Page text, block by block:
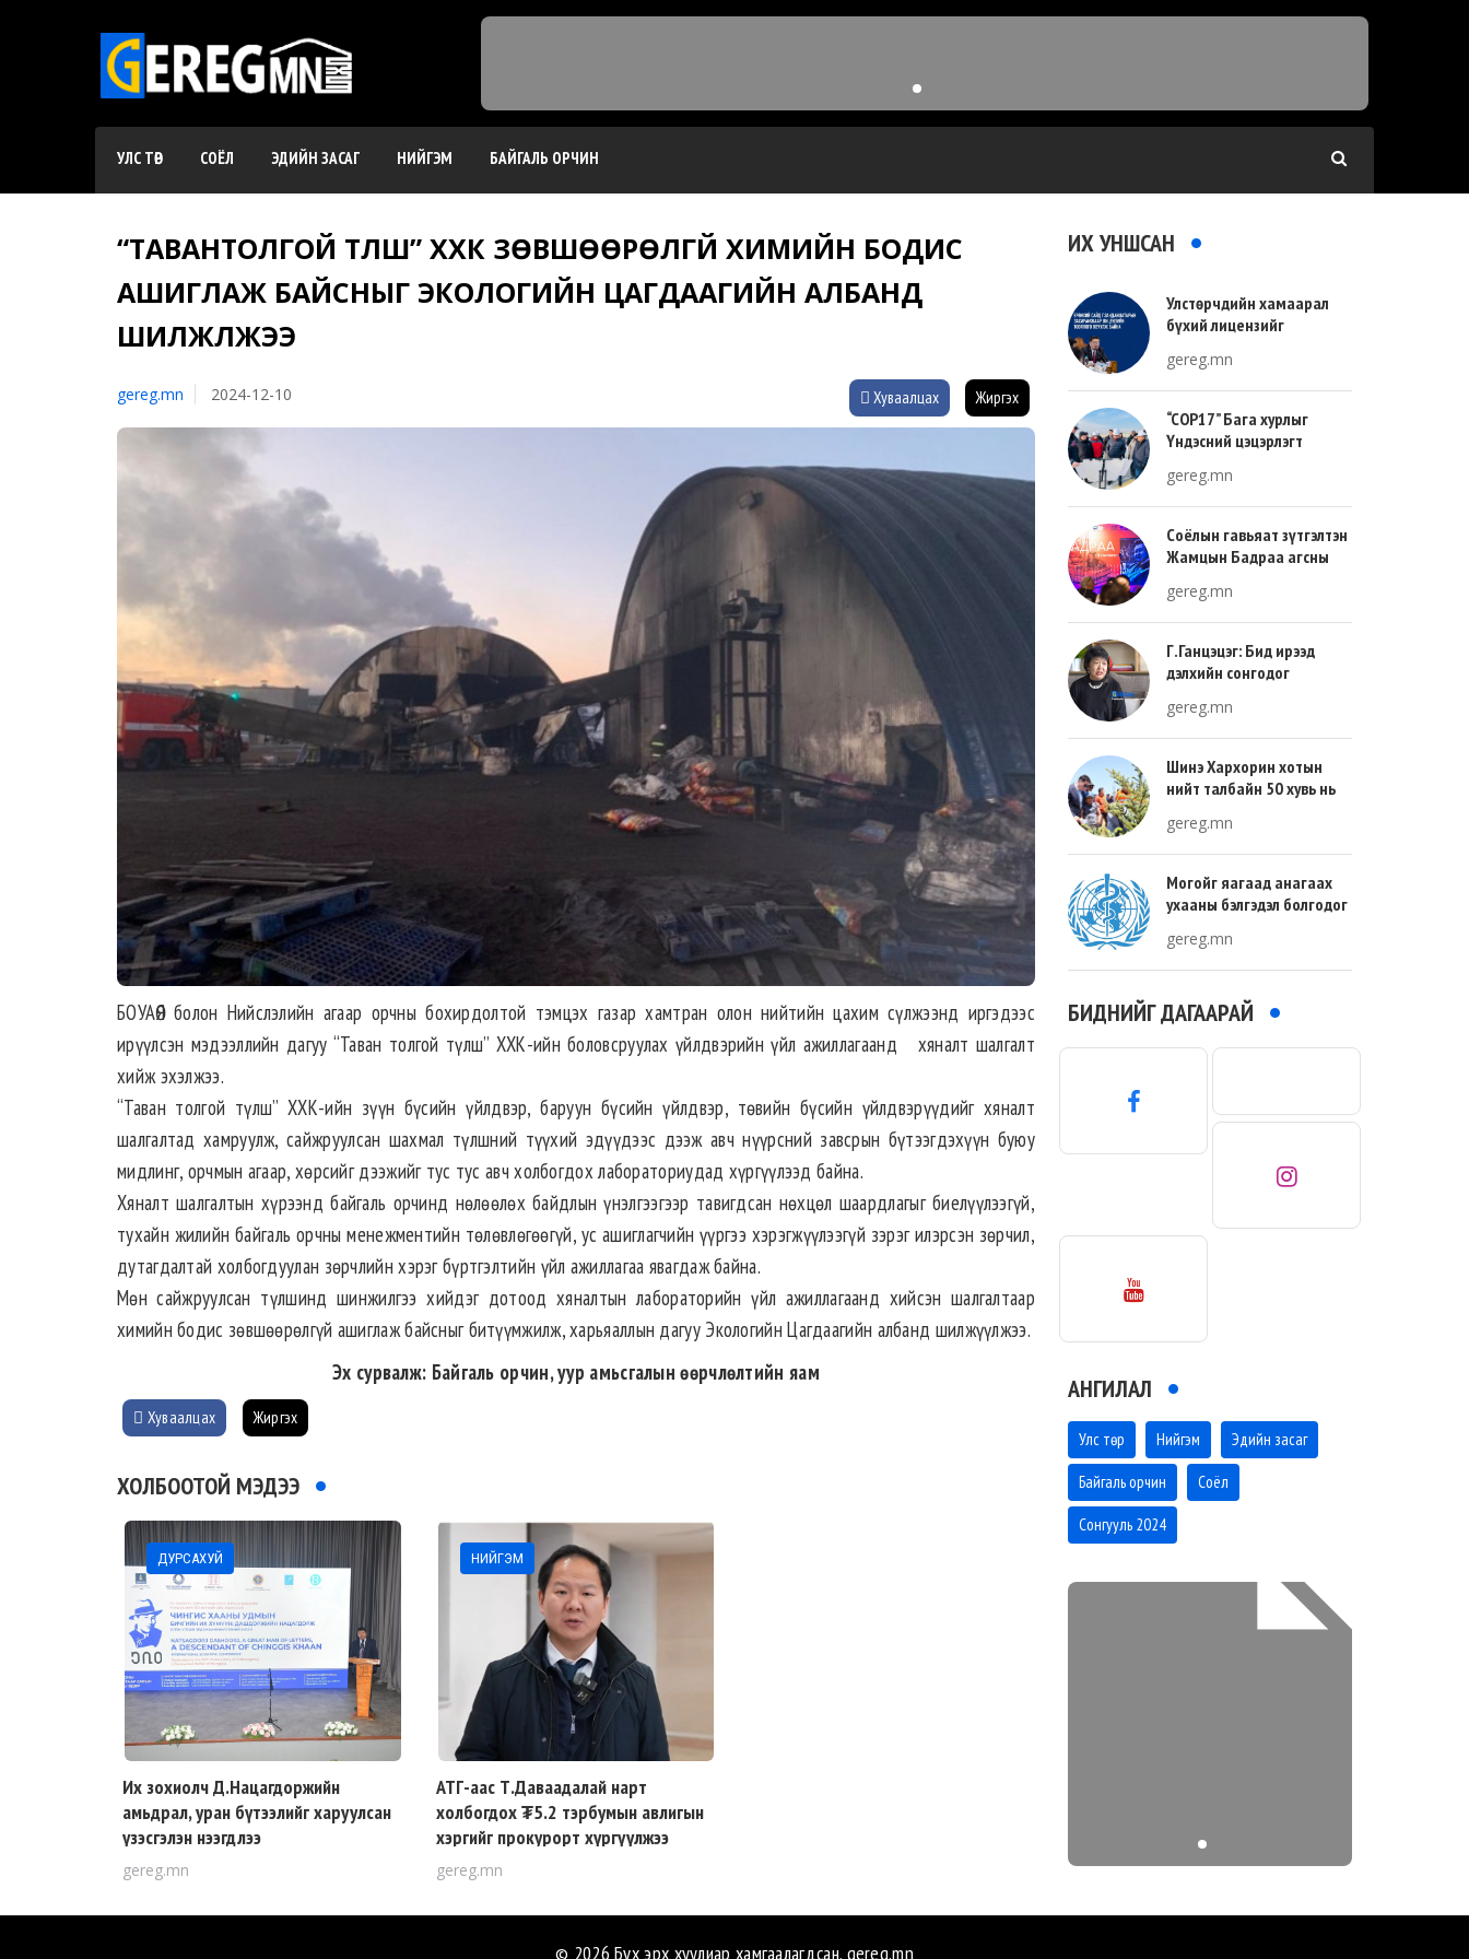
УЛС ТӨР СОЁЛ ЭДИЙН ЗАСАГ НИЙГЭМ БАЙГАЛЬ ОРЧИН
“ТАВАНТОЛГОЙ ТҮЛШ” ХХК ЗӨВШӨӨРӨЛГҮЙ ХИМИЙН БОДИС
АШИГЛАЖ БАЙСНЫГ ЭКОЛОГИЙН ЦАГДААГИЙН АЛБАНД
ШИЛЖҮҮЛЖЭЭ
gereg.mn 2024-12-10 Хуваалцах Жиргэх
БОУАӨЯ болон Нийслэлийн агаар орчны бохирдолтой тэмцэх газар хамтран олон нийтийн цахим сүлжээнд иргэдээс
ирүүлсэн мэдээллийн дагуу “Таван толгой түлш” ХХК-ийн боловсруулах үйлдвэрийн үйл ажиллагаанд хяналт шалгалт
хийж эхэлжээ.
“Таван толгой түлш” ХХК-ийн зүүн бүсийн үйлдвэр, баруун бүсийн үйлдвэр, төвийн бүсийн үйлдвэрүүдийг хяналт
шалгалтад хамруулж, сайжруулсан шахмал түлшний түүхий эдүүдээс дээж авч нүүрсний завсрын бүтээгдэхүүн буюу
мидлинг, орчмын агаар, хөрсийг дээжийг тус тус авч холбогдох лабораториудад хүргүүлээд байна.
Хяналт шалгалтын хүрээнд байгаль орчинд нөлөөлөх байдлын үнэлгээгээр тавигдсан нөхцөл шаардлагыг биелүүлээгүй,
тухайн жилийн байгаль орчны менежментийн төлөвлөгөөгүй, ус ашиглагчийн үүргээ хэрэгжүүлээгүй зэрэг илэрсэн зөрчил,
дутагдалтай холбогдуулан зөрчлийн хэрэг бүртгэлтийн үйл ажиллагаа явагдаж байна.
Мөн сайжруулсан түлшинд шинжилгээ хийдэг дотоод хяналтын лабораторийн үйл ажиллагаанд хийсэн шалгалтаар
химийн бодис зөвшөөрөлгүй ашиглаж байсныг битүүмжилж, харьяаллын дагуу Экологийн Цагдаагийн албанд шилжүүлжээ.
Эх сурвалж: Байгаль орчин, уур амьсгалын өөрчлөлтийн яам
Хуваалцах Жиргэх
ХОЛБООТОЙ МЭДЭЭ
ДУРСАХУЙ
Их зохиолч Д.Нацагдоржийн
амьдрал, уран бүтээлийг харуулсан
үзэсгэлэн нээгдлээ
gereg.mn
НИЙГЭМ
АТГ-аас Т.Даваадалай нарт
холбогдох ₮5.2 тэрбумын авлигын
хэргийг прокурорт хүргүүлжээ
gereg.mn
ИХ УНШСАН
Улстөрчдийн хамаарал
бүхий лицензийг
gereg.mn
“COP17” Бага хурлыг
Үндэсний цэцэрлэгт
зохион байгуулна
gereg.mn
Соёлын гавьяат зүтгэлтэн
Жамцын Бадраа агсны
тохиож байна
gereg.mn
Г.Ганцэцэг: Бид ирээд
дэлхийн сонгодог
хөгжлийн тухай л ярьсан
gereg.mn
Шинэ Хархорин хотын
нийт талбайн 50 хувь нь
хувь нь барилгажих
талбай, 20 хувь нь авто
зам байна
gereg.mn
Могойг яагаад анагаах
ухааны бэлгэдэл болгодог
gereg.mn
БИДНИЙГ ДАГААРАЙ
АНГИЛАЛ
Улс төр Нийгэм Эдийн засаг
Байгаль орчин Соёл
Сонгууль 2024
© 2026 Бүх эрх хуулиар хамгаалагдсан. gereg.mn